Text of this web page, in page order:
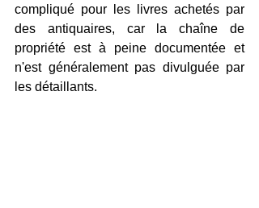
compliqué pour les livres achetés par
des antiquaires, car la chaîne de
propriété est à peine documentée et
n'est généralement pas divulguée par
les détaillants.